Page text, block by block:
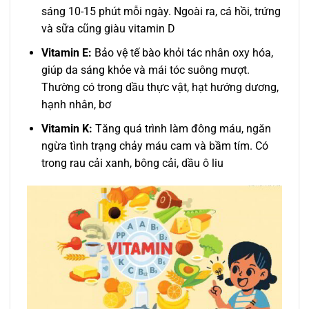
sáng 10-15 phút mỗi ngày. Ngoài ra, cá hồi, trứng
và sữa cũng giàu vitamin D
Vitamin E: Bảo vệ tế bào khỏi tác nhân oxy hóa,
giúp da sáng khỏe và mái tóc suông mượt.
Thường có trong dầu thực vật, hạt hướng dương,
hạnh nhân, bơ
Vitamin K: Tăng quá trình làm đông máu, ngăn
ngừa tình trạng chảy máu cam và bầm tím. Có
trong rau cải xanh, bông cải, dầu ô liu